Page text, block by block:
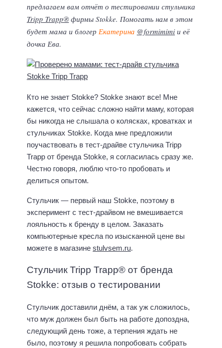
предлагаем вам отчёт о тестировании стульчика
Tripp Trapp® фирмы Stokke. Помогать нам в этом
будет мама и блогер Екатерина @formimimi и её
дочка Ева.
Кто не знает Stokke? Stokke знают все! Мне
кажется, что сейчас сложно найти маму, которая
бы никогда не слышала о колясках, кроватках и
стульчиках Stokke. Когда мне предложили
поучаствовать в тест-драйве стульчика Tripp
Trapp от бренда Stokke, я согласилась сразу же.
Честно говоря, люблю что-то пробовать и
делиться опытом.
Стульчик — первый наш Stokke, поэтому в
эксперимент с тест-драйвом не вмешивается
лояльность к бренду в целом. Заказать
компьютерные кресла по изысканной цене вы
можете в магазине stulvsem.ru.
Стульчик Tripp Trapp® от бренда
Stokke: отзыв о тестировании
Стульчик доставили днём, а так уж сложилось,
что муж должен был быть на работе допоздна,
следующий день тоже, а терпения ждать не
было, поэтому я решила попробовать собрать